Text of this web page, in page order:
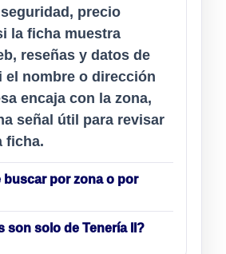
precio
la ficha muestra
reseñas y datos de
el nombre o dirección
encaja con la zona,
señal útil para revisar
ficha.
buscar por zona o por
son solo de Tenería II?